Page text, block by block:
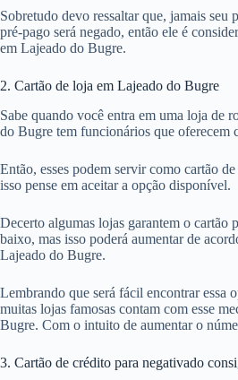
Sobretudo devo ressaltar que, jamais seu
pré-pago será negado, então ele é
em Lajeado do Bugre.
2. Cartão de loja em Lajeado do Bugre
Sabe quando você entra em uma loja de
do Bugre tem funcionários que oferecem
Então, esses podem servir como cartão
isso pense em aceitar a opção disponível.
Decerto algumas lojas garantem o cartão
baixo, mas isso poderá aumentar de
Lajeado do Bugre.
Lembrando que será fácil encontrar essa
muitas lojas famosas contam com esse
Bugre. Com o intuito de aumentar o
3. Cartão de crédito para negativado